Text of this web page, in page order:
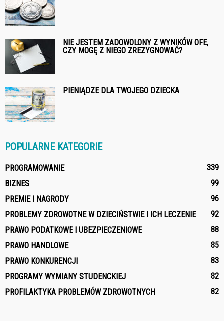
NIE JESTEM ZADOWOLONY Z WYNIKÓW OFE,
CZY MOGĘ Z NIEGO ZREZYGNOWAĆ?
PIENIĄDZE DLA TWOJEGO DZIECKA
POPULARNE KATEGORIE
PROGRAMOWANIE
339
BIZNES
99
PREMIE I NAGRODY
96
PROBLEMY ZDROWOTNE W DZIECIŃSTWIE I ICH LECZENIE
92
PRAWO PODATKOWE I UBEZPIECZENIOWE
88
PRAWO HANDLOWE
85
PRAWO KONKURENCJI
83
PROGRAMY WYMIANY STUDENCKIEJ
82
PROFILAKTYKA PROBLEMÓW ZDROWOTNYCH
82